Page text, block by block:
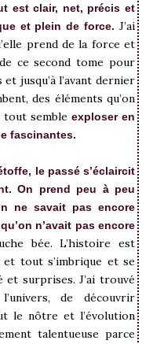
est clair, net, précis et
et plein de force. J’ai
prend de la force et
ce second tome pour
jusqu’à l’avant dernier
des éléments qu’on
tout semble exploser en
fascinantes.
le passé s’éclaircit
On prend peu à peu
ne savait pas encore
n’avait pas encore
bée. L’histoire est
tout s’imbrique et se
surprises. J’ai trouvé
de découvrir
le nôtre et l’évolution
talentueuse parce